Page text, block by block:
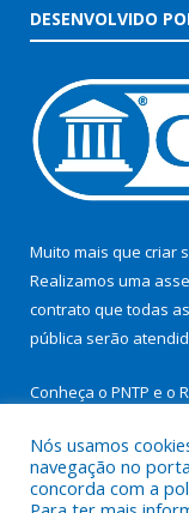
DESENVOLVIDO
Muito mais que criar
Realizamos uma
contrato que todas
pública serão
Conheça o PNTP e o
Nós usamos
navegação no
concorda com a